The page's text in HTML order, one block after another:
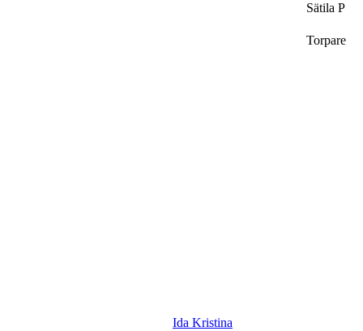
Ida Kristina
Sätila P
Torpare